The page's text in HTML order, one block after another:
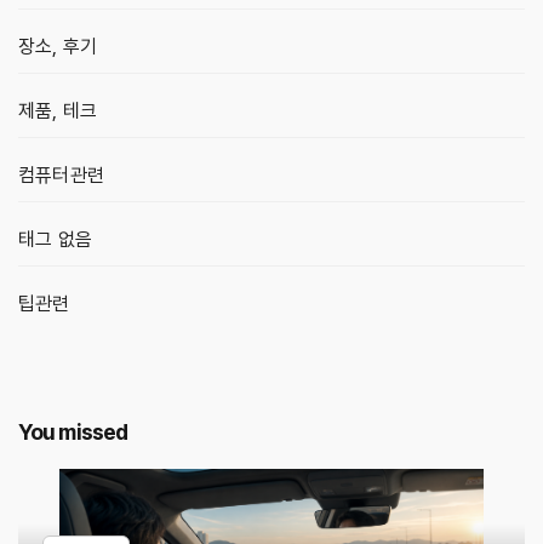
장소, 후기
제품, 테크
컴퓨터관련
태그 없음
팁관련
You missed